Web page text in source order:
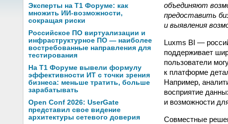
Эксперты на Т1 Форуме: как
множить ИИ-возможности,
сокращая риски
Российское ПО виртуализации и
инфраструктурное ПО — наиболее
востребованные направления для
тестирования
На Т1 Форуме вывели формулу
эффективности ИТ с точки зрения
бизнеса: меньше тратить, больше
зарабатывать
Open Conf 2026: UserGate
представил свое видение
архитектуры сетевого доверия
объединяют
предоставить
и выявления
Luxms BI —
поддерживает
пользователи
к платформе
Например,
восприятие
и возможности
Совместные